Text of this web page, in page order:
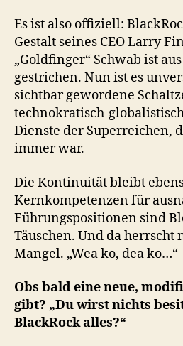
Es ist also offiziell:
Gestalt seines CEO Larry
„Goldfinger“ Schwab ist
gestrichen. Nun ist es
sichtbar gewordene
technokratisch-
Dienste der Superreichen,
immer war.
Die Kontinuität bleibt
Kernkompetenzen für
Führungspositionen sind
Täuschen. Und da herrscht
Mangel. „Wea ko, dea ko…“
Obs bald eine neue,
gibt? „Du wirst nichts
BlackRock alles?“